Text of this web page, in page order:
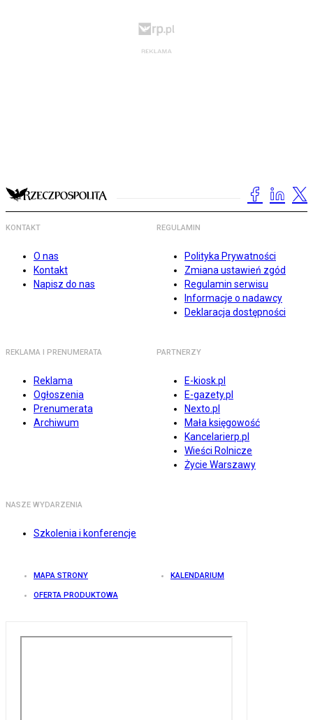
KONTAKT
O nas
Kontakt
Napisz do nas
REGULAMIN
Polityka Prywatności
Zmiana ustawień zgód
Regulamin serwisu
Informacje o nadawcy
Deklaracja dostępności
REKLAMA I PRENUMERATA
Reklama
Ogłoszenia
Prenumerata
Archiwum
PARTNERZY
E-kiosk.pl
E-gazety.pl
Nexto.pl
Mała księgowość
Kancelarierp.pl
Wieści Rolnicze
Życie Warszawy
NASZE WYDARZENIA
Szkolenia i konferencje
MAPA STRONY KALENDARIUM
OFERTA PRODUKTOWA